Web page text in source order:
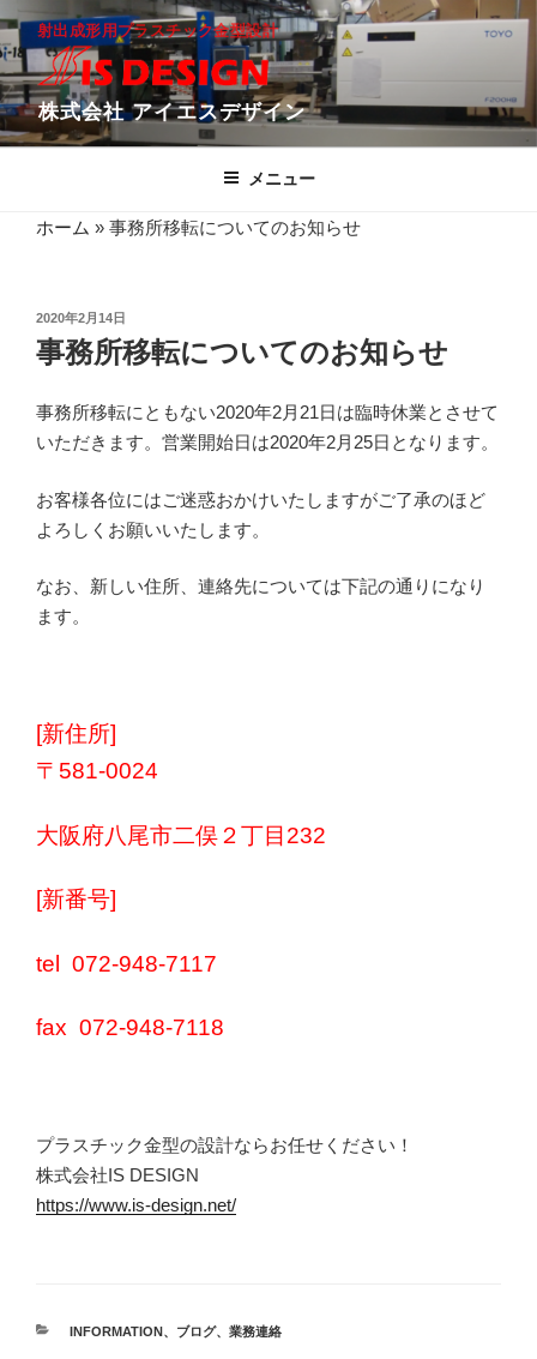
コ
ン
テ
ン
ツ
射出成形用プラスチック金型設計
株式会社 アイエスデザイン
メニュー
ホーム » 事務所移転についてのお知らせ
投
稿
日:
2020年2月14日
事務所移転についてのお知らせ
事務所移転にともない2020年2月21日は臨時休業とさせて
いただきます。営業開始日は2020年2月25日となります。
お客様各位にはご迷惑おかけいたしますがご了承のほど
よろしくお願いいたします。
なお、新しい住所、連絡先については下記の通りになり
ます。
[新住所]
〒581-0024
大阪府八尾市二俣２丁目232
[新番号]
tel 072-948-7117
fax 072-948-7118
プラスチック金型の設計ならお任せください！
株式会社IS DESIGN
https://www.is-design.net/
カ
INFORMATION、 ブログ、 業務連絡